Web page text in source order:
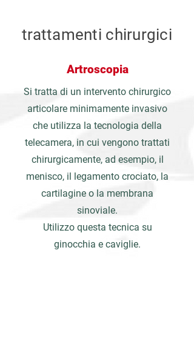
trattamenti chirurgici
Artroscopia
Si tratta di un intervento chirurgico
articolare minimamente invasivo
che utilizza la tecnologia della
telecamera, in cui vengono trattati
chirurgicamente, ad esempio, il
menisco, il legamento crociato, la
cartilagine o la membrana
sinoviale.
Utilizzo questa tecnica su
ginocchia e caviglie.